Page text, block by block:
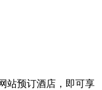
站预订酒店，即可享